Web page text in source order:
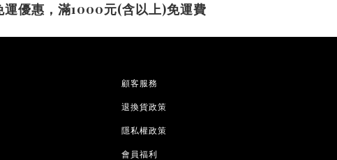
運優惠，滿1000元(含以上)免運費
顧客服務
退換貨政策
隱私權政策
會員福利